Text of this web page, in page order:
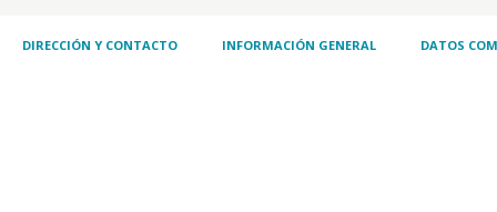
DIRECCIÓN Y CONTACTO INFORMACIÓN GENERAL DATOS